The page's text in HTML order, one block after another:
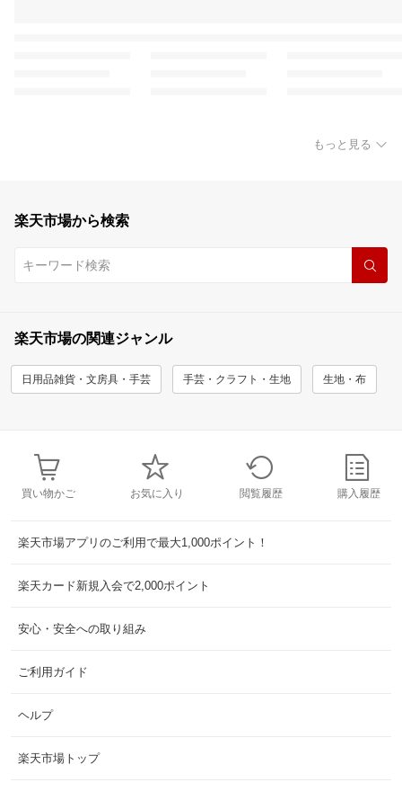
もっと見る
楽天市場から検索
楽天市場の関連ジャンル
日用品雑貨・文房具・手芸 手芸・クラフト・生地 生地・布
買い物かご お気に入り 閲覧履歴 購入履歴
楽天市場アプリのご利用で最大1,000ポイント！
楽天カード新規入会で2,000ポイント
安心・安全への取り組み
ご利用ガイド
ヘルプ
楽天市場トップ